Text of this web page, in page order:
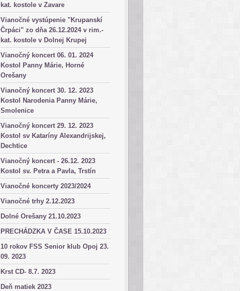
kat. kostole v Zavare
Vianočné vystúpenie "Krupanskí
Črpáci" zo dňa 26.12.2024 v rim.-
kat. kostole v Dolnej Krupej
Vianočný koncert 06. 01. 2024
Kostol Panny Márie, Horné
Orešany
Vianočný koncert 30. 12. 2023
Kostol Narodenia Panny Márie,
Smolenice
Vianočný koncert 29. 12. 2023
Kostol sv Kataríny Alexandrijskej,
Dechtice
Vianočný koncert - 26.12. 2023
Kostol sv. Petra a Pavla, Trstín
Vianočné koncerty 2023/2024
Vianočné trhy 2.12.2023
Dolné Orešany 21.10.2023
PRECHÁDZKA V ČASE 15.10.2023
10 rokov FSS Senior klub Opoj 23.
09. 2023
Krst CD- 8.7. 2023
Deň matiek 2023